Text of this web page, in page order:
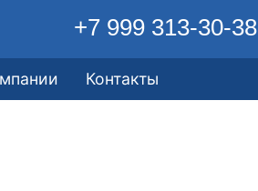
+7 999 313-30-38
Контакты